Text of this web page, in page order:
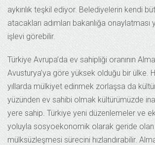
aykırılık teşkil ediyor. Belediyelerin kendi
atacakları adımları bakanlığa onaylatması
işlevi görebilir.
Türkiye Avrupa’da ev sahipliği oranının
Avusturya’ya göre yüksek olduğu bir ülke.
yıllarda mülkiyet edinmek zorlaşsa da
yüzünden ev sahibi olmak kültürümüzde
yere sahip. Türkiye yeni düzenlemeler ve
yoluyla sosyoekonomik olarak geride olan
mülksüzleşmesi sürecini hızlandırabilir.